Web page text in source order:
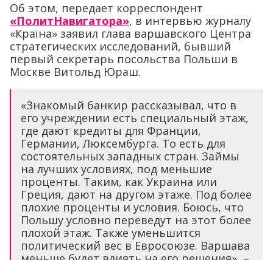
Об этом, передает корреспондент
«ПолитНавигатора», в интервью журналу
«Країна» заявил глава варшавского Центра
стратегических исследований, бывший
первый секретарь посольства Польши в
Москве Витольд Юраш.
«Знакомый банкир рассказывал, что в
его учреждении есть специальный этаж,
где дают кредиты для Франции,
Германии, Люксембурга. То есть для
состоятельных западных стран. Займы
на лучших условиях, под меньшие
проценты. Таким, как Украина или
Греция, дают на другом этаже. Под более
плохие проценты и условия. Боюсь, что
Польшу условно переведут на этот более
плохой этаж. Также уменьшится
политический вес в Евросоюзе. Варшава